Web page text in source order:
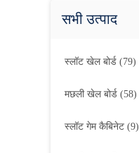
सभी उत्पाद
स्लॉट खेल बोर्ड (79)
मछली खेल बोर्ड (58)
स्लॉट गेम कैबिनेट (9)